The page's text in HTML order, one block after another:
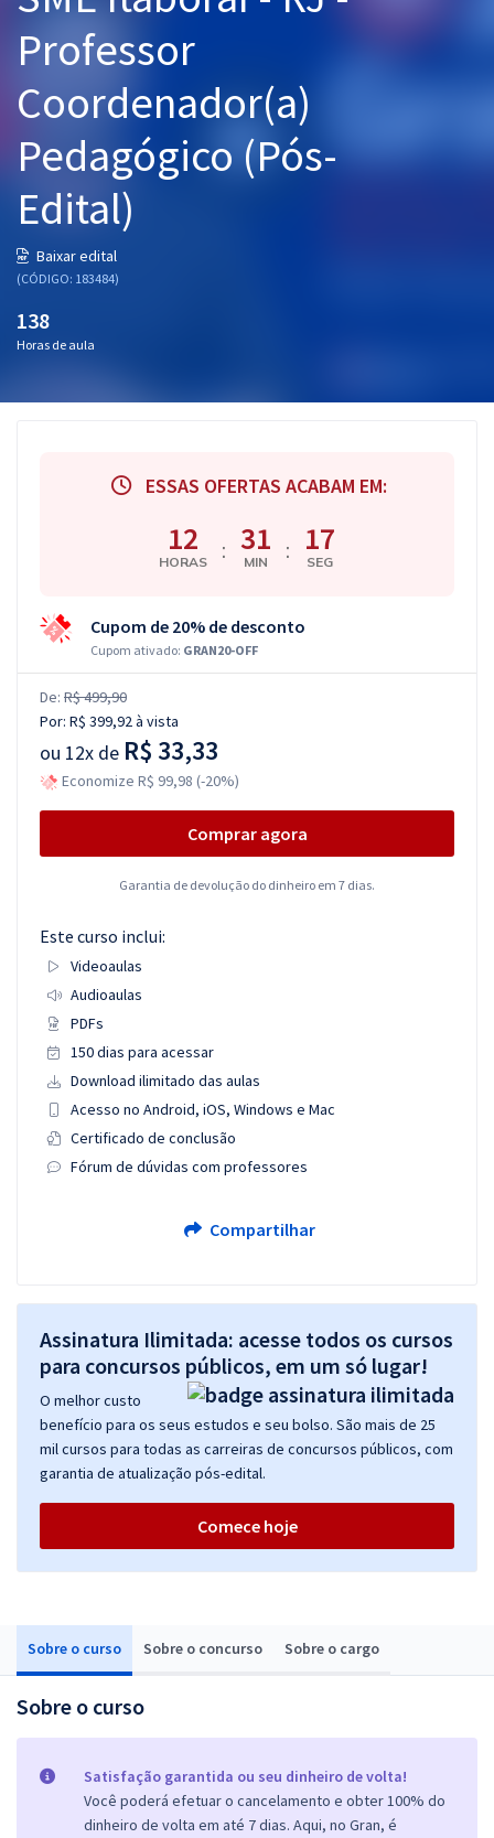
Graduação
Mentorias
Questões grátis
Conteúdo gratuito
Blog
Professor
Coordenador(a)
Pedagógico (Pós-
Edital)
Baixar edital
(CÓDIGO: 183484)
138
Horas de aula
Sobre o curso Sobre o concurso Sobre o cargo
Sobre o curso
Satisfação garantida ou seu dinheiro de volta!
Você poderá efetuar o cancelamento e obter 100% do
dinheiro de volta em até 7 dias. Aqui, no Gran, é
ESSAS OFERTAS ACABAM EM:
12
HORAS : 31
MIN : 16
SEG
Cupom de 20% de desconto
Cupom ativado: GRAN20-OFF
De: R$ 499,90
Por: R$ 399,92à vista
ou 12x de R$ 33,33
Economize R$ 99,98 (-20%)
Comprar agora
Garantia de devolução do dinheiro em 7 dias.
Este curso inclui:
Videoaulas
Audioaulas
PDFs
150 dias para acessar
Download ilimitado das aulas
Acesso no Android, iOS, Windows e Mac
Certificado de conclusão
Fórum de dúvidas com professores
Compartilhar
Assinatura Ilimitada: acesse todos os cursos
para concursos públicos, em um só lugar!
O melhor custo
benefício para os seus estudos e seu bolso. São mais de 25
mil cursos para todas as carreiras de concursos públicos, com
garantia de atualização pós-edital.
Comece hoje